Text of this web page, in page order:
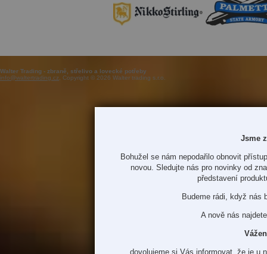
Walter Trading - zbraně, střelivo a lovecké potřeby
info@waltertrading.cz , Copyright © 2026 Walter trading s.r.o.
Jsme
Bohužel se nám nepodařilo obnovit
novou. Sledujte nás pro novinky od
představení
Budeme rádi, když nás
A nově nás
dovolujeme si Vás informovat, že je u